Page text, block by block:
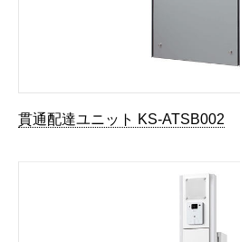
貫通配達ユニット KS-ATSB002